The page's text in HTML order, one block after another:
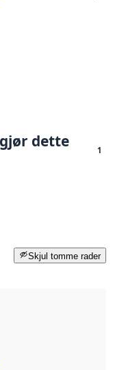
dette
1
Skjul tomme rader